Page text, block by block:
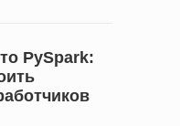
PySpark: